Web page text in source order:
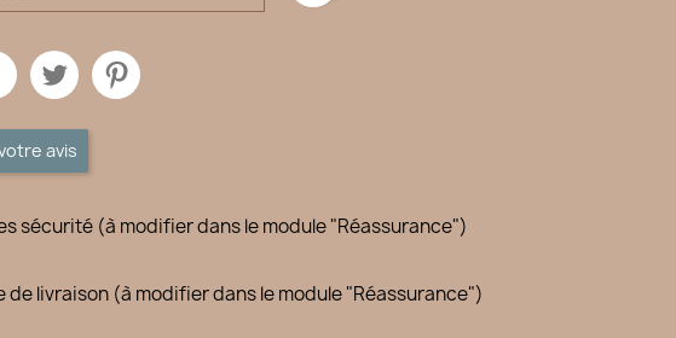
avis
sécurité (à modifier dans le module "Réassurance")
de livraison (à modifier dans le module "Réassurance")